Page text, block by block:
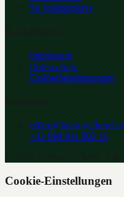
So funktioniert's
Impressum
Datenschutz
Einlösebestimmungen
office@fairway2hotel.at
+43 699 811 802 16
Cookie-Einstellungen